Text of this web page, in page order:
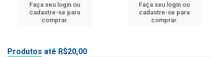
Faça seu login ou
cadastre-se para
comprar.
Faça seu login ou
cadastre-se para
comprar.
Produtos até R$20,00